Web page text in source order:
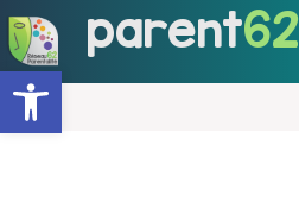
Ouvrir la barre d’outils
parent62